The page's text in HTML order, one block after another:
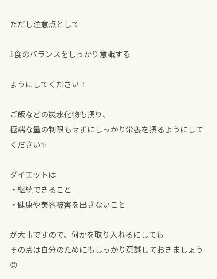
ただし注意点として
1食のバランスをしっかり意識する
ようにしてください！
ご飯などの炭水化物も摂り、
極端な量の制限もせずにしっかり栄養を摂るようにして
ください✨
ダイエットは
・継続できること
・健康や美容被害を出さないこと
が大事ですので、何かを取り入れるにしても
その点は自分のためにもしっかり意識しておきましょう
😊